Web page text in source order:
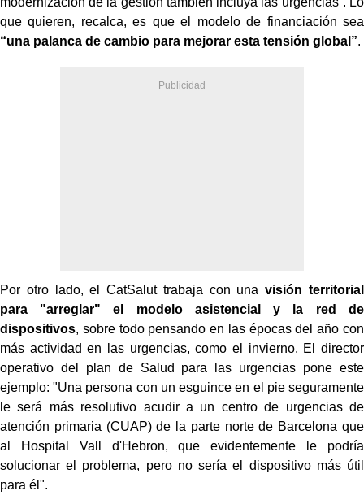
que quieren, recalca, es que el modelo de financiación sea
“una palanca de cambio para mejorar esta tensión global”.
Por otro lado, el CatSalut trabaja con una visión territorial
para "arreglar" el modelo asistencial y la red de
dispositivos, sobre todo pensando en las épocas del año con
más actividad en las urgencias, como el invierno. El director
operativo del plan de Salud para las urgencias pone este
ejemplo: "Una persona con un esguince en el pie seguramente
le será más resolutivo acudir a un centro de urgencias de
atención primaria (CUAP) de la parte norte de Barcelona que
al Hospital Vall d'Hebron, que evidentemente le podría
solucionar el problema, pero no sería el dispositivo más útil
para él".